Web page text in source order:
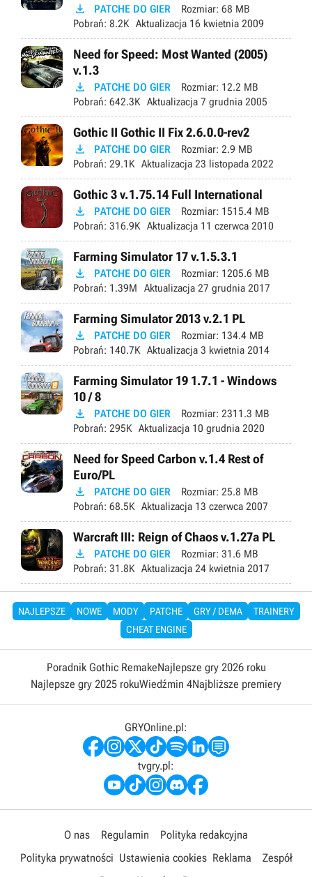
 PATCHE DO GIER Rozmiar: 68 MB
Pobrań: 8.2K Aktualizacja 16 kwietnia 2009
Need for Speed: Most Wanted (2005)
v.1.3
 PATCHE DO GIER Rozmiar: 12.2 MB
Pobrań: 642.3K Aktualizacja 7 grudnia 2005
Gothic II Gothic II Fix 2.6.0.0-rev2
 PATCHE DO GIER Rozmiar: 2.9 MB
Pobrań: 29.1K Aktualizacja 23 listopada 2022
Gothic 3 v.1.75.14 Full International
 PATCHE DO GIER Rozmiar: 1515.4 MB
Pobrań: 316.9K Aktualizacja 11 czerwca 2010
Farming Simulator 17 v.1.5.3.1
 PATCHE DO GIER Rozmiar: 1205.6 MB
Pobrań: 1.39M Aktualizacja 27 grudnia 2017
Farming Simulator 2013 v.2.1 PL
 PATCHE DO GIER Rozmiar: 134.4 MB
Pobrań: 140.7K Aktualizacja 3 kwietnia 2014
Farming Simulator 19 1.7.1 - Windows
10 / 8
 PATCHE DO GIER Rozmiar: 2311.3 MB
Pobrań: 295K Aktualizacja 10 grudnia 2020
Need for Speed Carbon v.1.4 Rest of
Euro/PL
 PATCHE DO GIER Rozmiar: 25.8 MB
Pobrań: 68.5K Aktualizacja 13 czerwca 2007
Warcraft III: Reign of Chaos v.1.27a PL
 PATCHE DO GIER Rozmiar: 31.6 MB
Pobrań: 31.8K Aktualizacja 24 kwietnia 2017
NAJLEPSZE NOWE MODY PATCHE GRY / DEMA
TRAINERY
CHEAT ENGINE
Poradnik Gothic RemakeNajlepsze gry 2026 roku
Najlepsze gry 2025 rokuWiedźmin 4Najbliższe premiery
GRYOnline.pl:
tvgry.pl:
O nas Regulamin
Polityka redakcyjna
Polityka prywatności Ustawienia cookies Reklama
Zespół